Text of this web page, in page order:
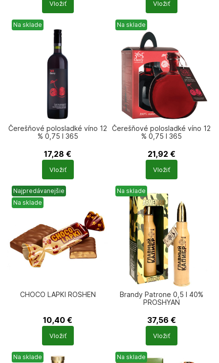
produktů
Vložiť
produktů
Vložiť
Na sklade
Čerešňové polosladké víno 12
% 0,75 l 365
17,28 €
Počet
produktů
Vložiť
Na sklade
Čerešňové polosladké víno 12
% 0,75 l 365
21,92 €
Počet
produktů
Vložiť
Najpredávanejšie
Na sklade
CHOCO LAPKI ROSHEN
10,40 €
Počet
produktů
Vložiť
Na sklade
Brandy Patrone 0,5 l 40%
PROSHYAN
37,56 €
Počet
produktů
Vložiť
Na sklade Na sklade